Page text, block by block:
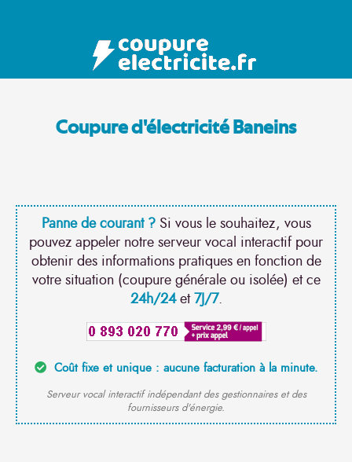
Coupure d'électricité Baneins
Panne de courant ?Si vous le souhaitez, vous
pouvez appeler notre serveur vocal interactif pour
obtenir des informations pratiques en fonction de
votre situation (coupure générale ou isolée) et ce
24h/24et7J/7.
Coût fixe et unique : aucune facturation à la minute.
Serveur vocal interactif indépendant des gestionnaires et des
fournisseurs d'énergie.